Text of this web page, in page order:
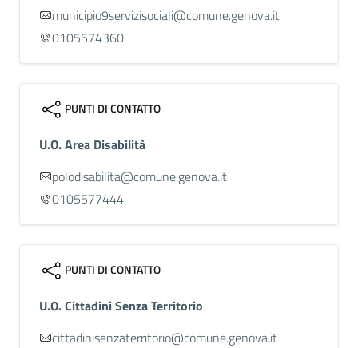
municipio9servizisociali@comune.genova.it
0105574360
PUNTI DI CONTATTO
U.O. Area Disabilità
polodisabilita@comune.genova.it
0105577444
PUNTI DI CONTATTO
U.O. Cittadini Senza Territorio
cittadinisenzaterritorio@comune.genova.it